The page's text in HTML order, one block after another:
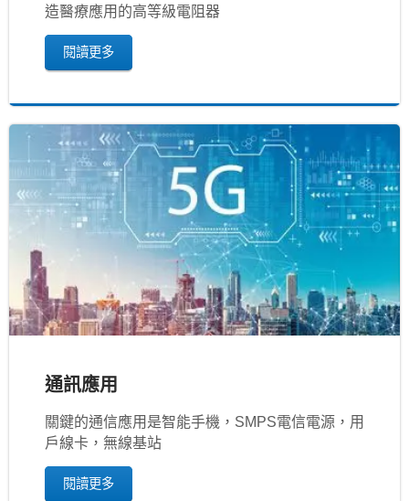
造醫療應用的高等級電阻器
閱讀更多
通訊應用
關鍵的通信應用是智能手機，SMPS電信電源，用
戶線卡，無線基站
閱讀更多